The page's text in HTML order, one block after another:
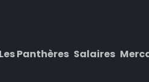
Les Panthères Salaires